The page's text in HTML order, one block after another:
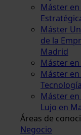
Máster
Máster
de la
Madrid
Máster
Máster
Máster
Lujo en
Áreas de
Negocio